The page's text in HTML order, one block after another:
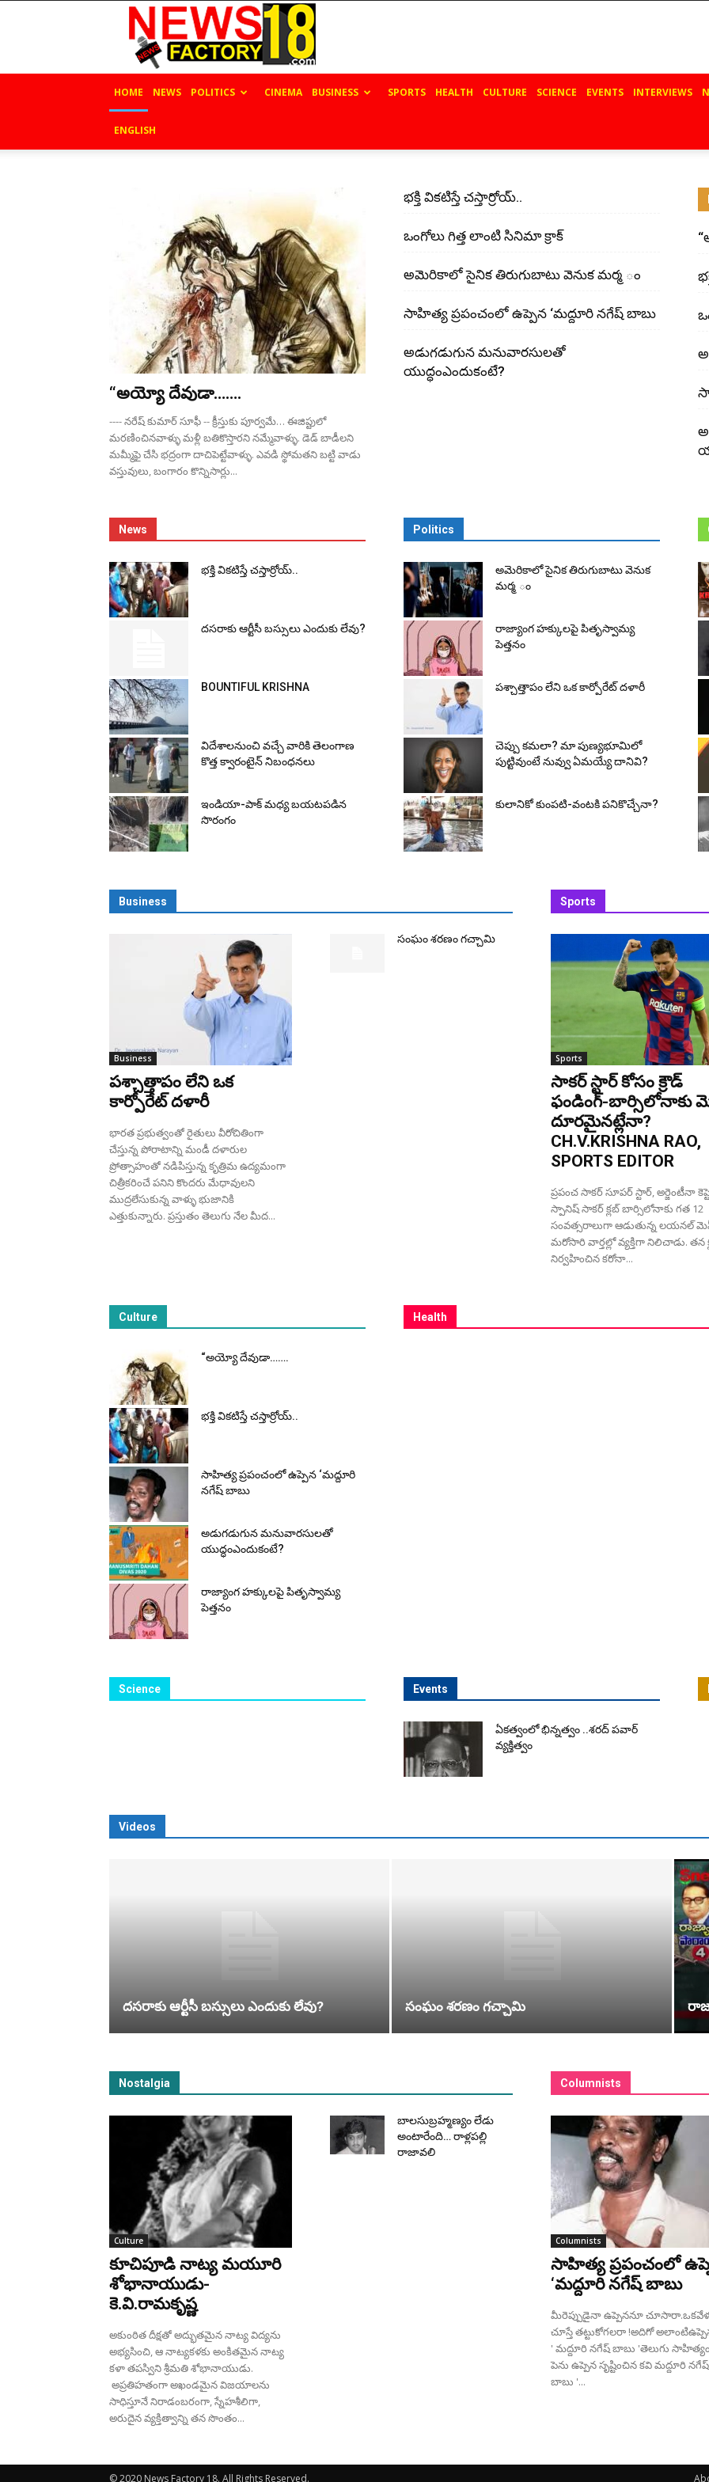
News
Factory
18
HOME NEWS POLITICS CINEMA BUSINESS SPORTS HEALTH CULTURE SCIENCE EVENTS INTERVIEWS
ENGLISH
“అయ్యో దేవుడా…….
---- నరేష్ కుమార్ సూఫీ -- క్రీస్తుకు పూర్వమే… ఈజిప్టులో
మరణించినవాళ్ళు మళ్లీ బతికొస్తారని నమ్మేవాళ్ళు. డెడ్ బాడీలని
మమ్మీఫై చేసి భద్రంగా దాచిపెట్టేవాళ్ళు. ఎవడి స్థోమతని బట్టి వాడు
వస్తువులు, బంగారం కొన్నిసార్లు...
భ‌క్తి విక‌టిస్తే చ‌స్తార్రోయ్‌..
ఒంగోలు గిత్త లాంటి సినిమా క్రాక్
అమెరికాలో సైనిక తిరుగుబాటు వెనుక మర్మ ం
సాహిత్య ప్రపంచంలో ఉప్పెన ‘మద్దూరి నగేష్ బాబు
అడుగ‌డుగున మ‌నువార‌సుల‌తో
యుద్ధంఎందుకంటే?
News
భ‌క్తి విక‌టిస్తే చ‌స్తార్రోయ్‌..
ద‌స‌రాకు ఆర్టీసీ బ‌స్సులు ఎందుకు లేవు?
BOUNTIFUL KRISHNA
విదేశాలనుంచి వచ్చే వారికి తెలంగాణ
కొత్త క్వారంటైన్‌ నిబంధనలు
ఇండియా-పాక్‌ మధ్య బయటపడిన
సొరంగం
Politics
అమెరికాలో సైనిక తిరుగుబాటు వెనుక
మర్మ ం
రాజ్యాంగ హక్కులపై పితృస్వామ్య
పెత్తనం
పశ్చాత్తాపం లేని ఒక కార్పోరేట్ దళారీ
చెప్పు క‌మ‌లా? మా పుణ్యభూమిలో
పుట్టివుంటే నువ్వు ఏమయ్యే దానివి?
కులానికో కుంప‌టి-వంట‌కి ప‌నికొచ్చేనా?
Business
Business
పశ్చాత్తాపం లేని ఒక
కార్పోరేట్ దళారీ
భారత ప్రభుత్వంతో రైతులు వీరోచితింగా
చేస్తున్న పోరాటాన్ని మండీ దళారుల
ప్రోత్సాహంతో నడిపిస్తున్న కృత్రిమ ఉద్యమంగా
చిత్రీకరించే పనిని కొందరు మేధావులని
ముద్రలేసుకున్న వాళ్ళు భుజానికి
ఎత్తుకున్నారు. ప్రస్తుతం తెలుగు నేల మీద...
సంఘం శరణం గచ్చామి
Sports
Sports
సాకర్ స్టార్ కోసం క్రౌడ్
ఫండింగ్-బార్సిలోనాకు
దూరమైనట్లేనా?
CH.V.KRISHNA RAO,
SPORTS EDITOR
ప్రపంచ సాకర్ సూపర్ స్టార్, అర్జెంటీనా
స్పానిష్ సాకర్ క్లబ్ బార్సిలోనాకు గత 12
సంవత్సరాలుగా ఆడుతున్న లయనల్
మరోసారి వార్తల్లో వ్యక్తిగా నిలిచాడు. తన
నిర్వహించిన కరోనా...
Culture
“అయ్యో దేవుడా…….
భ‌క్తి విక‌టిస్తే చ‌స్తార్రోయ్‌..
సాహిత్య ప్రపంచంలో ఉప్పెన ‘మద్దూరి
నగేష్ బాబు
అడుగ‌డుగున మ‌నువార‌సుల‌తో
యుద్ధంఎందుకంటే?
రాజ్యాంగ హక్కులపై పితృస్వామ్య
పెత్తనం
Health
Science Events
ఏకత్వంలో భిన్నత్వం ..శరద్ పవార్
వ్యక్తిత్వం
Videos
ద‌స‌రాకు ఆర్టీసీ బ‌స్సులు ఎందుకు లేవు? సంఘం శరణం గచ్చామి
Nostalgia
Culture
కూచిపూడి నాట్య మ‌యూరి
శోభానాయుడు-
కె.వి.రామకృష్ణ
అకుంఠిత దీక్షతో అద్భుతమైన నాట్య విద్యను
అభ్యసించి, ఆ నాట్యకళకు అంకితమైన నాట్య
కళా తపస్విని శ్రీమతి శోభానాయుడు.
అప్రతిహతంగా అఖండమైన విజయాలను
సాధిస్తూనే నిరాడంబరంగా, స్నేహశీలిగా,
అరుదైన వ్యక్తిత్వాన్ని తన సొంతం...
బాలసుబ్ర‌హ్మ‌ణ్యం లేడు
అంటారేంది… రాళ్ల‌ప‌ల్లి
రాజావ‌లి
Columnists
Columnists
సాహిత్య ప్రపంచంలో
‘మద్దూరి నగేష్ బాబు
మీరెప్పుడైనా ఉప్పెననూ చూసారా.ఒకవేళ
చూస్తే తట్టుకోగలరా !అదిగో
' మద్దూరి నగేష్ బాబు 'తెలుగు
పెను ఉప్పెన సృష్టించిన కవి మద్దూరి నగేష్
బాబు '...
© 2020 News Factory 18. All Rights Reserved.